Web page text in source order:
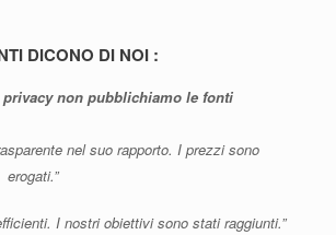
DICONO DI NOI :
non pubblichiamo le fonti
nel suo rapporto. I prezzi sono
I nostri obiettivi sono stati raggiunti.”